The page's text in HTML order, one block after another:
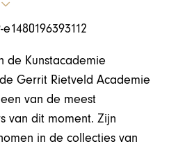
de Kunstacademie
Gerrit Rietveld Academie
van de meest
van dit moment. Zijn
in de collecties van